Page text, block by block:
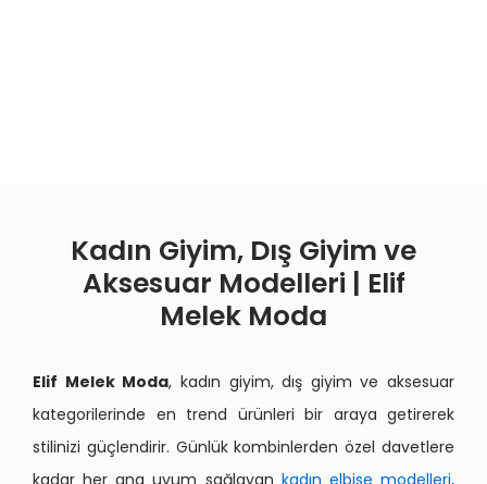
Kadın Giyim, Dış Giyim ve
Aksesuar Modelleri | Elif
Melek Moda
Elif Melek Moda, kadın giyim, dış giyim ve aksesuar
kategorilerinde en trend ürünleri bir araya getirerek
stilinizi güçlendirir. Günlük kombinlerden özel davetlere
kadar her ana uyum sağlayan kadın elbise modelleri,